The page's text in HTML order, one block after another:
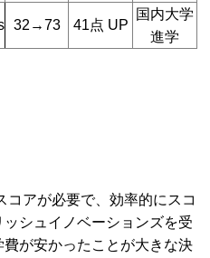
32→73 41点 UP
国内大学
進学
コアが必要で、効率的にスコ
シュイノベーションズを受
が安かったことが大きな決